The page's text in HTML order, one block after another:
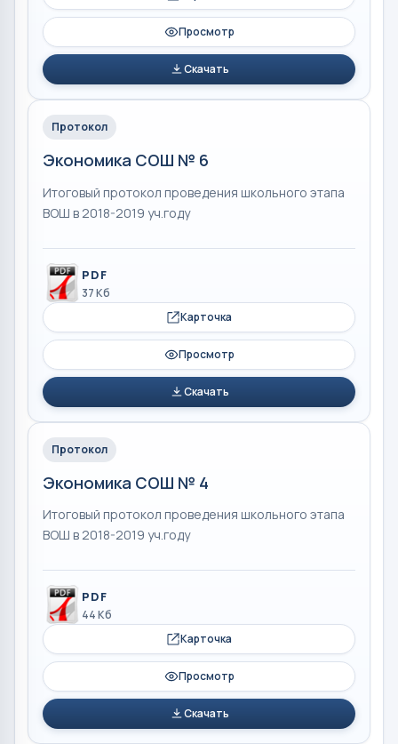
Просмотр
Скачать
Протокол
Экономика СОШ № 6
Итоговый протокол проведения школьного этапа
ВОШ в 2018-2019 уч.году
PDF
37 Кб
Карточка
Просмотр
Скачать
Протокол
Экономика СОШ № 4
Итоговый протокол проведения школьного этапа
ВОШ в 2018-2019 уч.году
PDF
44 Кб
Карточка
Просмотр
Скачать